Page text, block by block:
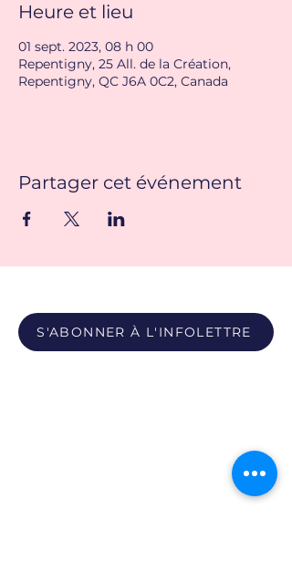
Heure et lieu
01 sept. 2023, 08 h 00
Repentigny, 25 All. de la Création,
Repentigny, QC J6A 0C2, Canada
Partager cet événement
S'ABONNER À L'INFOLETTRE